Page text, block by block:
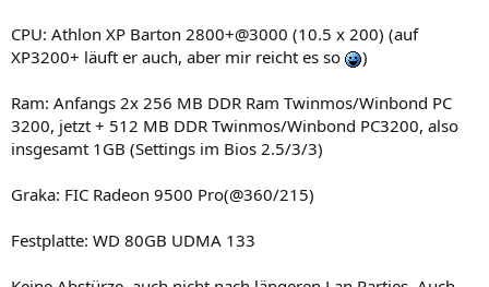
CPU: Athlon XP Barton 2800+@3000 (10.5 x 200) (auf
XP3200+ läuft er auch, aber mir reicht es so
)
Ram: Anfangs 2x 256 MB DDR Ram Twinmos/Winbond PC
3200, jetzt + 512 MB DDR Twinmos/Winbond PC3200, also
insgesamt 1GB (Settings im Bios 2.5/3/3)
Graka: FIC Radeon 9500 Pro(@360/215)
Festplatte: WD 80GB UDMA 133